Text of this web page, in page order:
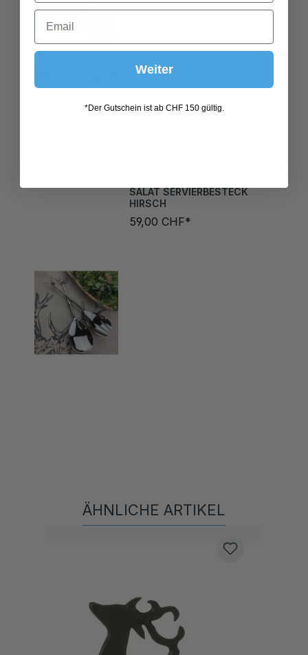
HIRSCH
59,00 CHF*
Produktgalerie überspringen
Weiter
*Der Gutschein ist ab CHF 150 gültig.